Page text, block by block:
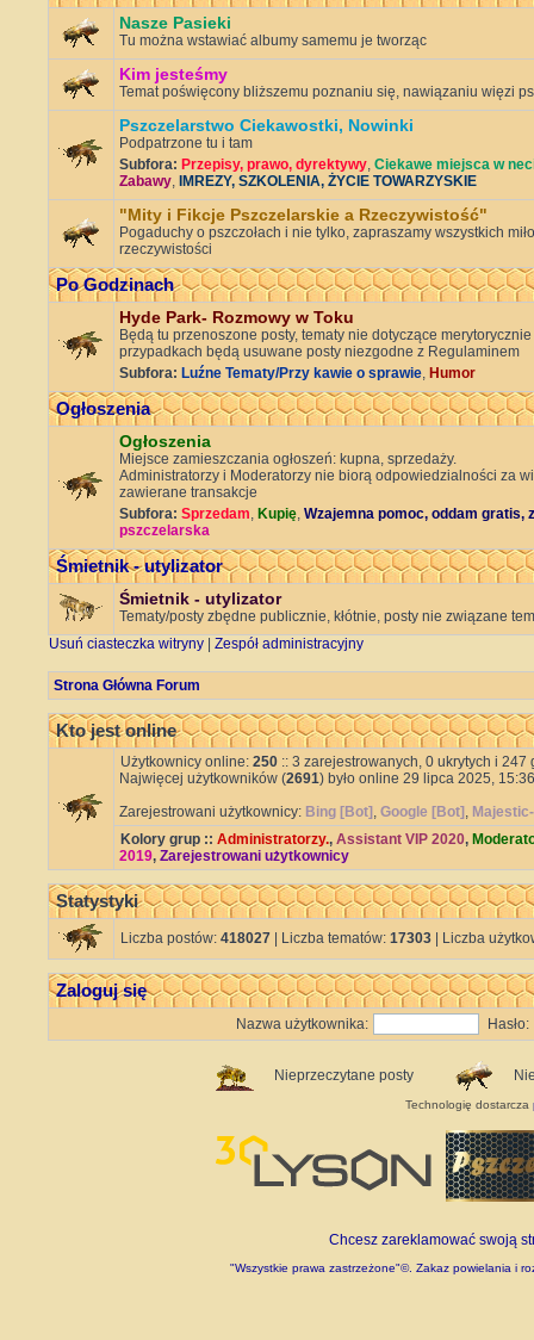
Nasze Pasieki
Tu można wstawiać albumy samemu je tworząc
Kim jesteśmy
Temat poświęcony bliższemu poznaniu się, nawiązaniu więzi
Pszczelarstwo Ciekawostki, Nowinki
Podpatrzone tu i tam
Subfora: Przepisy, prawo, dyrektywy, Ciekawe miejsca w
Zabawy, IMREZY, SZKOLENIA, ŻYCIE TOWARZYSKIE
"Mity i Fikcje Pszczelarskie a Rzeczywistość"
Pogaduchy o pszczołach i nie tylko, zapraszamy wszystkich
rzeczywistości
Po Godzinach
Hyde Park- Rozmowy w Toku
Będą tu przenoszone posty, tematy nie dotyczące
przypadkach będą usuwane posty niezgodne z Regulaminem
Subfora: Luźne Tematy/Przy kawie o sprawie, Humor
Ogłoszenia
Ogłoszenia
Miejsce zamieszczania ogłoszeń: kupna, sprzedaży.
Administratorzy i Moderatorzy nie biorą odpowiedzialności za
zawierane transakcje
Subfora: Sprzedam, Kupię, Wzajemna pomoc, oddam gratis,
pszczelarska
Śmietnik - utylizator
Śmietnik - utylizator
Tematy/posty zbędne publicznie, kłótnie, posty nie związane
Usuń ciasteczka witryny
Zespół administracyjny
Strona Główna Forum
Kto jest online
Użytkownicy online: 250 :: 3 zarejestrowanych, 0 ukrytych i
Najwięcej użytkowników (2691) było online 29 lipca 2025,
Zarejestrowani użytkownicy: Bing [Bot] , Google [Bot] ,
Kolory grup :: Administratorzy., Assistant VIP 2020,
2019, Zarejestrowani użytkownicy
Statystyki
Liczba postów: 418027 | Liczba tematów: 17303 | Liczba
Zaloguj się
Nazwa użytkownika: Hasło:
Nieprzeczytane posty
Technologię dostarcza
Chcesz zareklamować swoją
"Wszystkie prawa zastrzeżone"©. Zakaz powielania i